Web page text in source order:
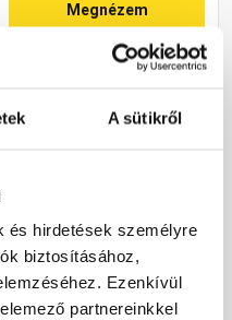
A sütikről
és hirdetések személyre
biztosításához,
Ezenkívül
partnereinkkel
Megnézem
Masterplast
Thermomaster szilikon
vékonyvakolat, kapart 1,5